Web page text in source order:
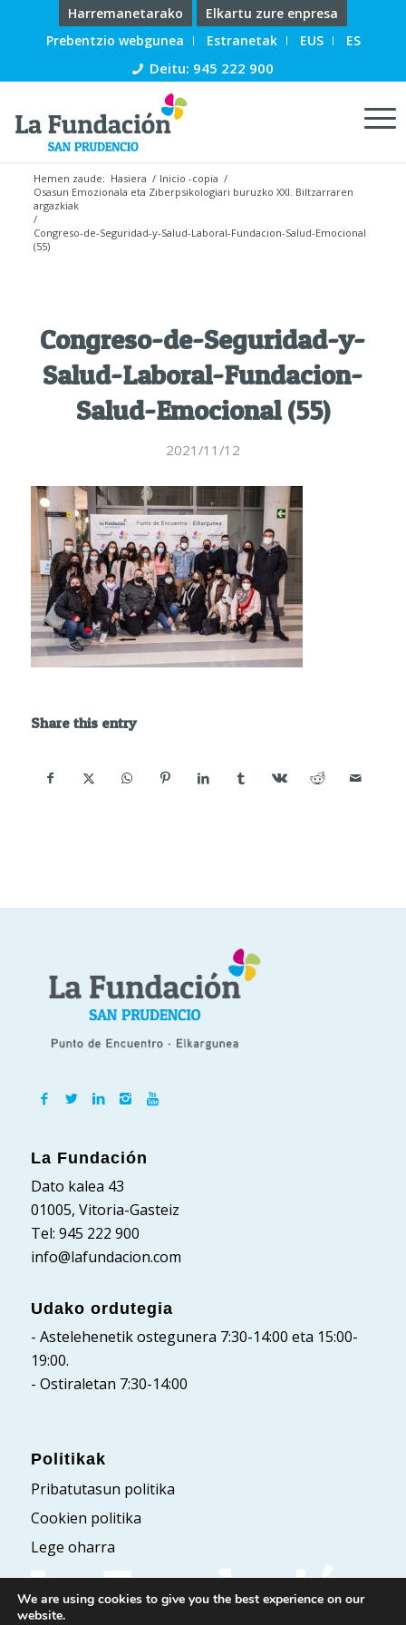
Harremanetarako
Elkartu zure enpresa
Prebentzio webgunea
Estranetak EUS ES
Deitu: 945 222 900
Hemen zaude: Hasiera / Inicio -copia /
Osasun Emozionala eta Ziberpsikologiari buruzko XXI. Biltzarraren
argazkiak
/
Congreso-de-Seguridad-y-Salud-Laboral-Fundacion-Salud-Emocional
(55)
Congreso-de-Seguridad-y-
Salud-Laboral-Fundacion-
Salud-Emocional (55)
2021/11/12
Share this entry
La Fundación
Dato kalea 43
01005, Vitoria-Gasteiz
Tel: 945 222 900
info@lafundacion.com
Udako ordutegia
- Astelehenetik ostegunera 7:30-14:00 eta 15:00-
19:00.
- Ostiraletan 7:30-14:00
Politikak
Pribatutasun politika
Cookien politika
Lege oharra
We are using cookies to give you the best experience on our
website.